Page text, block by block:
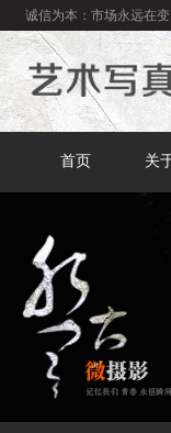
诚信为本：市场永远在变
首页 关